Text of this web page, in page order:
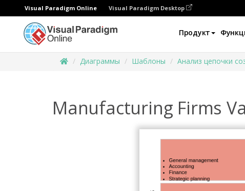
Visual Paradigm Online Visual Paradigm Desktop
Продукт
Диаграммы Шаблоны Анализ цепочки
Manufacturing Firms